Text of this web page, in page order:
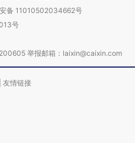
备 11010502034662号
号
举报邮箱：laixin@caixin.com
友情链接